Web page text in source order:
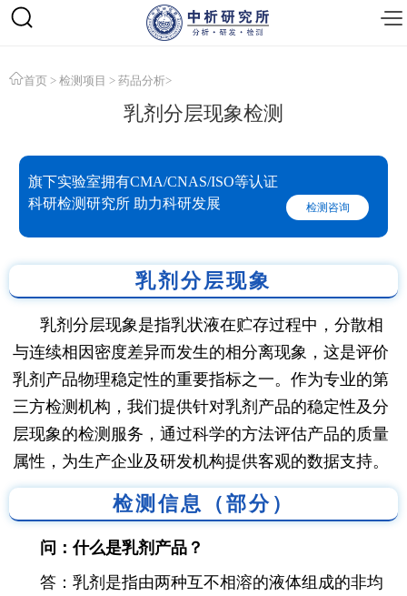
首页 > 检测项目 > 药品分析>
乳剂分层现象检测
旗下实验室拥有CMA/CNAS/ISO等认证
科研检测研究所 助力科研发展
检测咨询
乳剂分层现象
乳剂分层现象是指乳状液在贮存过程中，分散相
与连续相因密度差异而发生的相分离现象，这是评价
乳剂产品物理稳定性的重要指标之一。作为专业的第
三方检测机构，我们提供针对乳剂产品的稳定性及分
层现象的检测服务，通过科学的方法评估产品的质量
属性，为生产企业及研发机构提供客观的数据支持。
检测信息（部分）
问：什么是乳剂产品？
答：乳剂是指由两种互不相溶的液体组成的非均